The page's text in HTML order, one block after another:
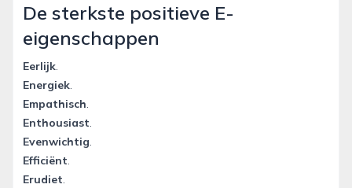
De sterkste positieve E-
eigenschappen
Eerlijk.
Energiek.
Empathisch.
Enthousiast.
Evenwichtig.
Efficiënt.
Erudiet.